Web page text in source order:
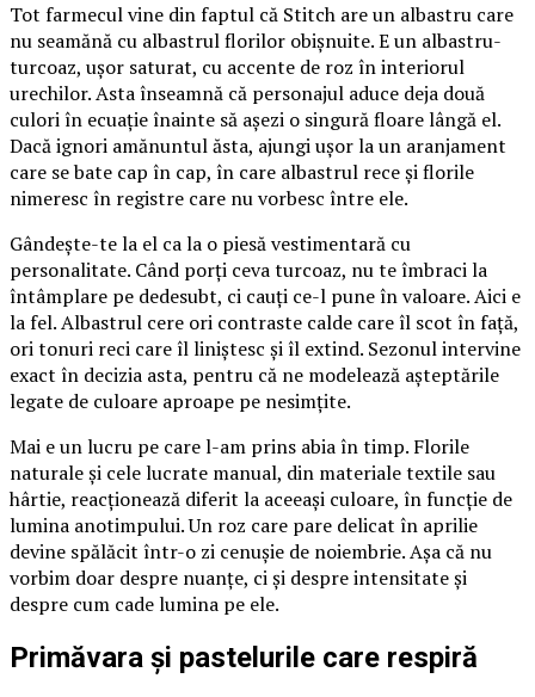
Tot farmecul vine din faptul că Stitch are un albastru care
nu seamănă cu albastrul florilor obișnuite. E un albastru-
turcoaz, ușor saturat, cu accente de roz în interiorul
urechilor. Asta înseamnă că personajul aduce deja două
culori în ecuație înainte să așezi o singură floare lângă el.
Dacă ignori amănuntul ăsta, ajungi ușor la un aranjament
care se bate cap în cap, în care albastrul rece și florile
nimeresc în registre care nu vorbesc între ele.
Gândește-te la el ca la o piesă vestimentară cu
personalitate. Când porți ceva turcoaz, nu te îmbraci la
întâmplare pe dedesubt, ci cauți ce-l pune în valoare. Aici e
la fel. Albastrul cere ori contraste calde care îl scot în față,
ori tonuri reci care îl liniștesc și îl extind. Sezonul intervine
exact în decizia asta, pentru că ne modelează așteptările
legate de culoare aproape pe nesimțite.
Mai e un lucru pe care l-am prins abia în timp. Florile
naturale și cele lucrate manual, din materiale textile sau
hârtie, reacționează diferit la aceeași culoare, în funcție de
lumina anotimpului. Un roz care pare delicat în aprilie
devine spălăcit într-o zi cenușie de noiembrie. Așa că nu
vorbim doar despre nuanțe, ci și despre intensitate și
despre cum cade lumina pe ele.
Primăvara și pastelurile care respiră